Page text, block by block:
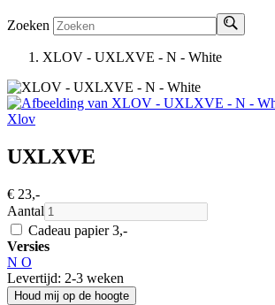
Zoeken
XLOV - UXLXVE - N - White
Xlov
UXLXVE
€ 23,-
Aantal
Cadeau papier 3,-
Versies
N O
Levertijd: 2-3 weken
Houd mij op de hoogte